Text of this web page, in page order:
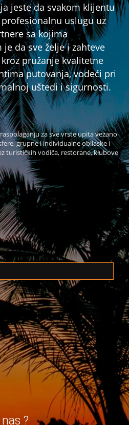
jeste da svakom klijentu
uslugu uz
sa kojima
da sve želje i zahteve
pružanje kvalitetne
putovanja, vodeći pri
uštedi i sigurnosti.
za sve vrste upita vezano
grupne i individualne obilaske i
turističkih vodiča, restorane, klubove
?